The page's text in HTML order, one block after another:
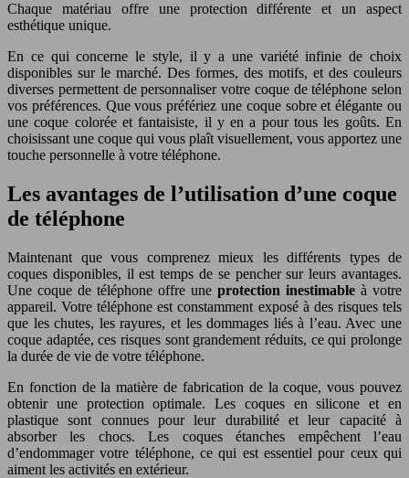
Chaque matériau offre une protection différente et un aspect
esthétique unique.
En ce qui concerne le style, il y a une variété infinie de choix
disponibles sur le marché. Des formes, des motifs, et des couleurs
diverses permettent de personnaliser votre coque de téléphone selon
vos préférences. Que vous préfériez une coque sobre et élégante ou
une coque colorée et fantaisiste, il y en a pour tous les goûts. En
choisissant une coque qui vous plaît visuellement, vous apportez une
touche personnelle à votre téléphone.
Les avantages de l’utilisation d’une coque
de téléphone
Maintenant que vous comprenez mieux les différents types de
coques disponibles, il est temps de se pencher sur leurs avantages.
Une coque de téléphone offre une protection inestimable à votre
appareil. Votre téléphone est constamment exposé à des risques tels
que les chutes, les rayures, et les dommages liés à l’eau. Avec une
coque adaptée, ces risques sont grandement réduits, ce qui prolonge
la durée de vie de votre téléphone.
En fonction de la matière de fabrication de la coque, vous pouvez
obtenir une protection optimale. Les coques en silicone et en
plastique sont connues pour leur durabilité et leur capacité à
absorber les chocs. Les coques étanches empêchent l’eau
d’endommager votre téléphone, ce qui est essentiel pour ceux qui
aiment les activités en extérieur.